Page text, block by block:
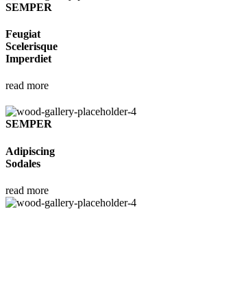
SEMPER
Feugiat
Scelerisque
Imperdiet
read more
SEMPER
Adipiscing
Sodales
read more